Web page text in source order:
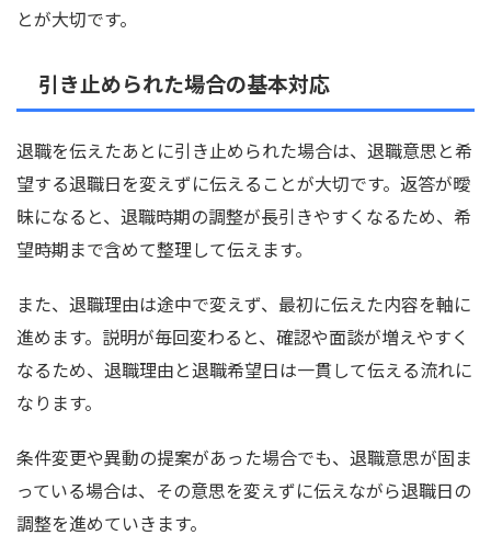
とが大切です。
引き止められた場合の基本対応
退職を伝えたあとに引き止められた場合は、退職意思と希
望する退職日を変えずに伝えることが大切です。返答が曖
昧になると、退職時期の調整が長引きやすくなるため、希
望時期まで含めて整理して伝えます。
また、退職理由は途中で変えず、最初に伝えた内容を軸に
進めます。説明が毎回変わると、確認や面談が増えやすく
なるため、退職理由と退職希望日は一貫して伝える流れに
なります。
条件変更や異動の提案があった場合でも、退職意思が固ま
っている場合は、その意思を変えずに伝えながら退職日の
調整を進めていきます。